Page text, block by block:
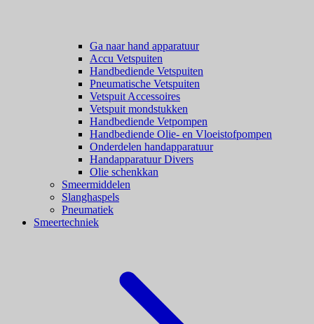
Ga naar hand apparatuur
Accu Vetspuiten
Handbediende Vetspuiten
Pneumatische Vetspuiten
Vetspuit Accessoires
Vetspuit mondstukken
Handbediende Vetpompen
Handbediende Olie- en Vloeistofpompen
Onderdelen handapparatuur
Handapparatuur Divers
Olie schenkkan
Smeermiddelen
Slanghaspels
Pneumatiek
Smeertechniek